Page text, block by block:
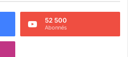
52 500
Abonnés